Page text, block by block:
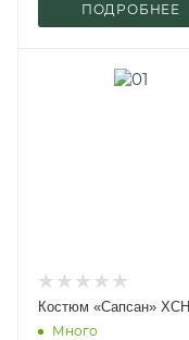
ПОДРОБНЕЕ
Костюм «Сапсан» ХСН
Много